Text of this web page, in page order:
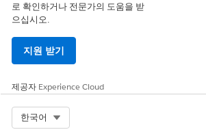
로 확인하거나 전문가의 도움을 받
으십시오.
지원 받기
제공자 Experience Cloud
한국어